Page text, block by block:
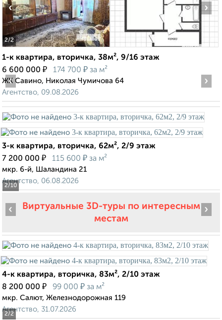
2/2
‹ ›
1-к квартира, вторичка, 38м², 9/16 этаж
6 600 000 ₽ 174 700 ₽ за м²
ЖК Савино, Николая Чумичова 64
Агентство, 09.08.2026
2/10
‹ ›
3-к квартира, вторичка, 62м², 2/9 этаж
7 200 000 ₽ 115 600 ₽ за м²
мкр. 6-й, Шаландина 21
Агентство, 06.08.2026
Виртуальные 3D-туры по интересным
местам
2/2
‹ ›
4-к квартира, вторичка, 83м², 2/10 этаж
8 200 000 ₽ 99 000 ₽ за м²
мкр. Салют, Железнодорожная 119
Агентство, 31.07.2026